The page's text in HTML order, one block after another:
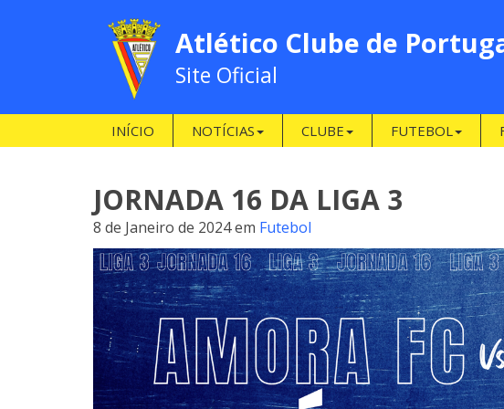
Atlético Clube de
Site Oficial
INÍCIO NOTÍCIAS CLUBE FUTEBOL
JORNADA 16 DA LIGA 3
8 de Janeiro de 2024em Futebol